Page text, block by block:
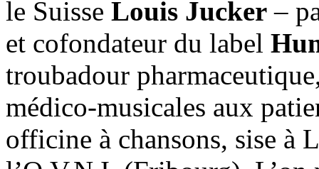
le Suisse Louis Jucker –
et cofondateur du label
troubadour
médico-musicales aux
officine à chansons, sise à